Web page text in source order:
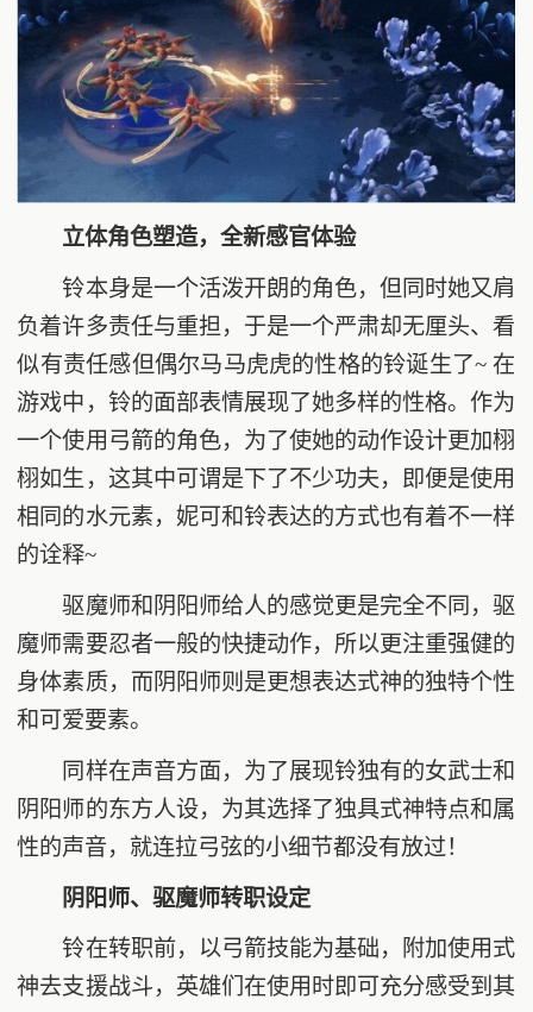
立体角色塑造，全新感官体验
铃本身是一个活泼开朗的角色，但同时她又肩
负着许多责任与重担，于是一个严肃却无厘头、看
似有责任感但偶尔马马虎虎的性格的铃诞生了~ 在
游戏中，铃的面部表情展现了她多样的性格。作为
一个使用弓箭的角色，为了使她的动作设计更加栩
栩如生，这其中可谓是下了不少功夫，即便是使用
相同的水元素，妮可和铃表达的方式也有着不一样
的诠释~
驱魔师和阴阳师给人的感觉更是完全不同，驱
魔师需要忍者一般的快捷动作，所以更注重强健的
身体素质，而阴阳师则是更想表达式神的独特个性
和可爱要素。
同样在声音方面，为了展现铃独有的女武士和
阴阳师的东方人设，为其选择了独具式神特点和属
性的声音，就连拉弓弦的小细节都没有放过！
阴阳师、驱魔师转职设定
铃在转职前，以弓箭技能为基础，附加使用式
神去支援战斗，英雄们在使用时即可充分感受到其